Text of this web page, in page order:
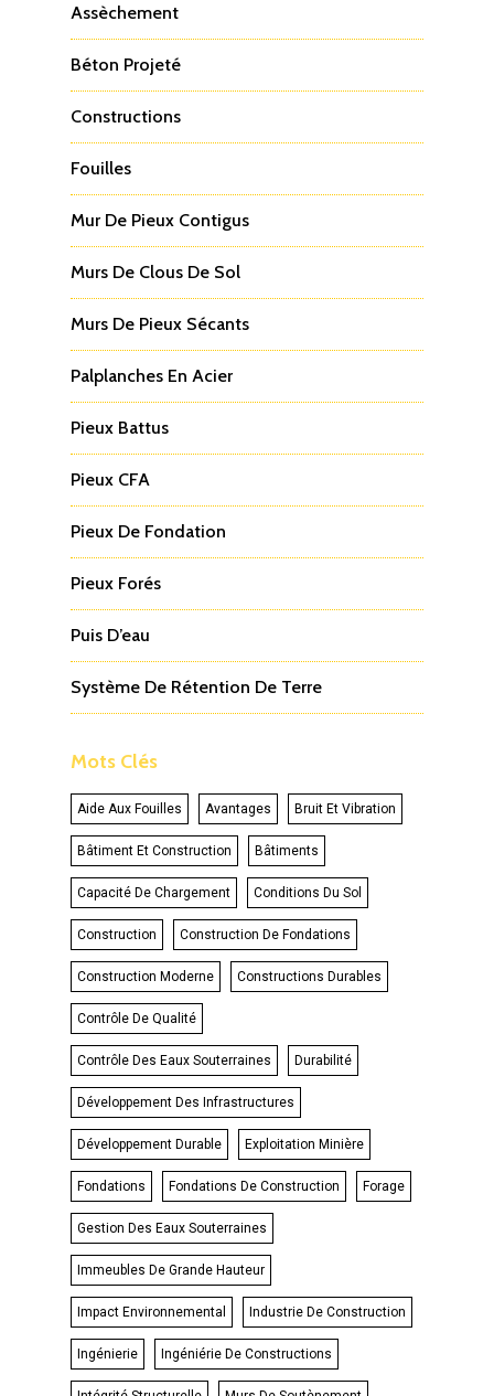
Assèchement
Béton Projeté
Constructions
Fouilles
Mur De Pieux Contigus
Murs De Clous De Sol
Murs De Pieux Sécants
Palplanches En Acier
Pieux Battus
Pieux CFA
Pieux De Fondation
Pieux Forés
Puis D’eau
Système De Rétention De Terre
Mots Clés
Aide Aux Fouilles Avantages Bruit Et Vibration
Bâtiment Et Construction Bâtiments
Capacité De Chargement Conditions Du Sol
Construction Construction De Fondations
Construction Moderne Constructions Durables
Contrôle De Qualité
Contrôle Des Eaux Souterraines Durabilité
Développement Des Infrastructures
Développement Durable Exploitation Minière
Fondations Fondations De Construction Forage
Gestion Des Eaux Souterraines
Immeubles De Grande Hauteur
Impact Environnemental Industrie De Construction
Ingénierie Ingéniérie De Constructions